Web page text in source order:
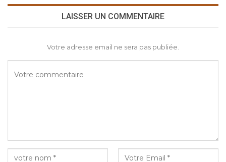
LAISSER UN COMMENTAIRE
Votre adresse email ne sera pas publiée.